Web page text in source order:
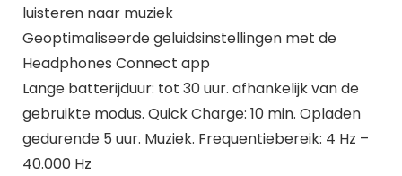
luisteren naar muziek
Geoptimaliseerde geluidsinstellingen met de
Headphones Connect app
Lange batterijduur: tot 30 uur. afhankelijk van de
gebruikte modus. Quick Charge: 10 min. Opladen
gedurende 5 uur. Muziek. Frequentiebereik: 4 Hz –
40.000 Hz